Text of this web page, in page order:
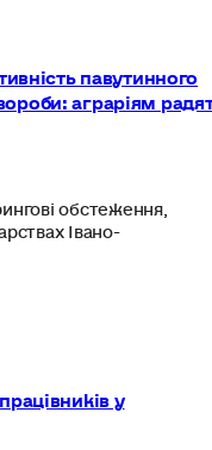
павутинного
аграріям
обстеження,
Івано-
у